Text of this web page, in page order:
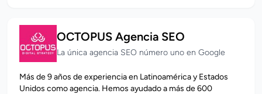
OCTOPUS Agencia SEO
La única agencia SEO número uno en Google
Más de 9 años de experiencia en Latinoamérica y Estados
Unidos como agencia. Hemos ayudado a más de 600